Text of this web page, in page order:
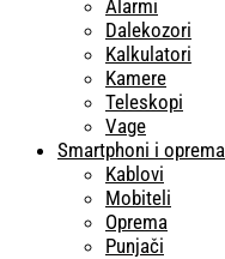
Alarmi
Dalekozori
Kalkulatori
Kamere
Teleskopi
Vage
Smartphoni i oprema
Kablovi
Mobiteli
Oprema
Punjači